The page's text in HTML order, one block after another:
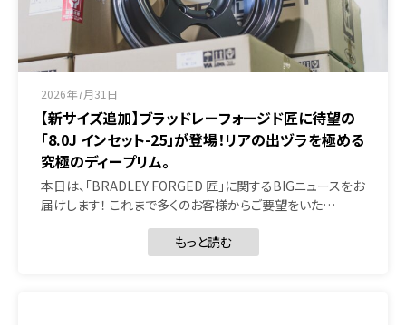
2026年7月31日
【新サイズ追加】ブラッドレーフォージド匠に待望の
「8.0J インセット-25」が登場！リアの出ヅラを極める
究極のディープリム。
本日は、「BRADLEY FORGED 匠」に関するBIGニュースをお
届けします！ これまで多くのお客様からご要望をいた…
もっと読む